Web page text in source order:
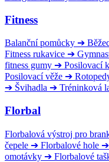
Fitness
Balanční pomůcky ➔
Fitness rukavice ➔
fitness gumy ➔ Posilovací
Posilovací věže ➔
➔ Švihadla ➔ Tréninková
Florbal
Florbalová výstroj pro
čepele ➔ Florbalové hole ➔
omotávky ➔ Florbalové